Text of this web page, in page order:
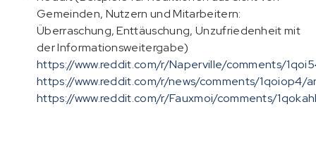
Gemeinden, Nutzern und Mitarbeitern:
Überraschung, Enttäuschung, Unzufriedenheit mit
der Informationsweitergabe)
https://www.reddit.com/r/Naperville/comments/
https://www.reddit.com/r/news/comments/1qoiop4/
https://www.reddit.com/r/Fauxmoi/comments/